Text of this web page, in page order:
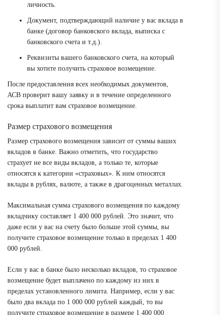
личность.
Документ, подтверждающий наличие у вас вклада в
банке (договор банковского вклада, выписка с
банковского счета и т.д.).
Реквизиты вашего банковского счета, на который
вы хотите получить страховое возмещение.
После предоставления всех необходимых документов,
АСВ проверит вашу заявку и в течение определенного
срока выплатит вам страховое возмещение.
Размер страхового возмещения
Размер страхового возмещения зависит от суммы ваших
вкладов в банке. Важно отметить, что государство
страхует не все виды вкладов, а только те, которые
относятся к категории «страховых». К ним относятся
вклады в рублях, валюте, а также в драгоценных металлах.
Максимальная сумма страхового возмещения по каждому
вкладчику составляет 1 400 000 рублей. Это значит, что
даже если у вас на счету было больше этой суммы, вы
получите страховое возмещение только в пределах 1 400
000 рублей.
Если у вас в банке было несколько вкладов, то страховое
возмещение будет выплачено по каждому из них в
пределах установленного лимита. Например, если у вас
было два вклада по 1 000 000 рублей каждый, то вы
получите страховое возмещение в размере 1 400 000